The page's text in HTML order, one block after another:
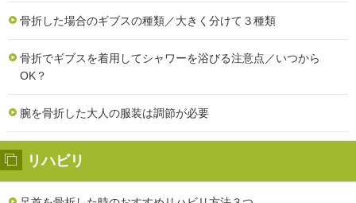
骨折した場合のギブスの種類／大きく分けて３種類
骨折でギブスを着用してシャワーを浴びる注意点／いつから
OK？
腕を骨折した大人の服装は調節が必要
リハビリ